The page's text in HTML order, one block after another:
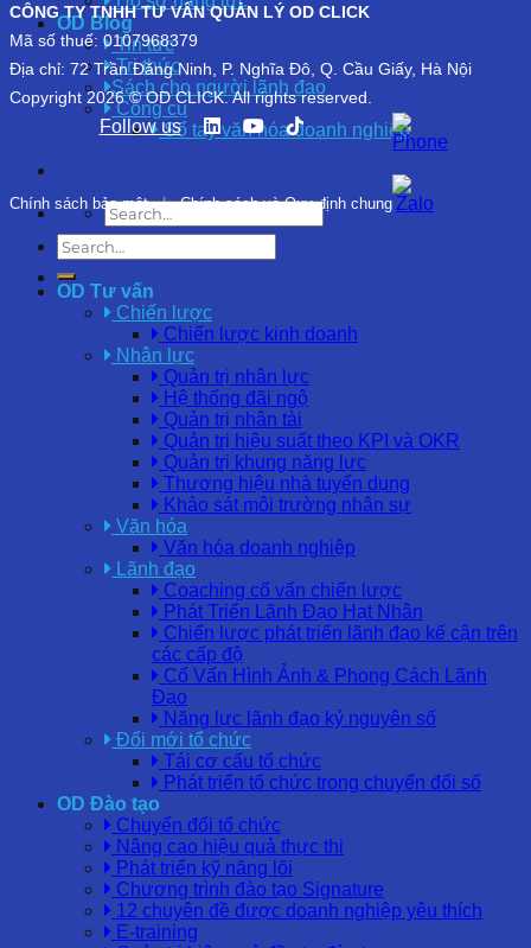
OD Blog
Tin tức
Tri thức
Sách cho người lãnh đạo
Công cụ
Sổ tay văn hóa doanh nghiệp
CÔNG TY TNHH TƯ VẤN QUẢN LÝ OD CLICK
Mã số thuế: 0107968379
Địa chỉ: 72 Trần Đăng Ninh, P. Nghĩa Đô, Q. Cầu Giấy, Hà Nội
Copyright 2026 © OD CLICK. All rights reserved.
Follow us
Chính sách bảo mật | Chính sách và Quy định chung
OD Tư vấn
Chiến lược
Chiến lược kinh doanh
Nhân lực
Quản trị nhân lực
Hệ thống đãi ngộ
Quản trị nhân tài
Quản trị hiệu suất theo KPI và OKR
Quản trị khung năng lực
Thương hiệu nhà tuyển dụng
Khảo sát môi trường nhân sự
Văn hóa
Văn hóa doanh nghiệp
Lãnh đạo
Coaching cố vấn chiến lược
Phát Triển Lãnh Đạo Hạt Nhân
Chiến lược phát triển lãnh đạo kế cận trên
các cấp độ
Cố Vấn Hình Ảnh & Phong Cách Lãnh
Đạo
Năng lực lãnh đạo kỷ nguyên số
Đổi mới tổ chức
Tái cơ cấu tổ chức
Phát triển tổ chức trong chuyển đổi số
OD Đào tạo
Chuyển đổi tổ chức
Nâng cao hiệu quả thực thi
Phát triển kỹ năng lõi
Chương trình đào tạo Signature
12 chuyên đề được doanh nghiệp yêu thích
E-training